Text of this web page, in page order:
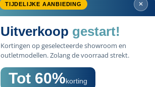
TIJDELIJKE AANBIEDING ✕
Uitverkoop gestart!
Kortingen op geselecteerde showroom en
outletmodellen. Zolang de voorraad strekt.
Tot 60%korting